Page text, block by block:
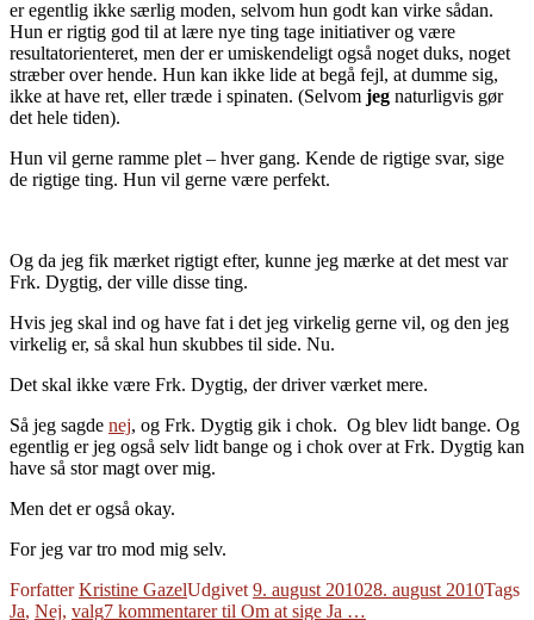
er egentlig ikke særlig moden, selvom hun godt kan virke sådan.
Hun er rigtig god til at lære nye ting tage initiativer og være
resultatorienteret, men der er umiskendeligt også noget duks, noget
stræber over hende. Hun kan ikke lide at begå fejl, at dumme sig,
ikke at have ret, eller træde i spinaten. (Selvom jeg naturligvis gør
det hele tiden).
Hun vil gerne ramme plet – hver gang. Kende de rigtige svar, sige
de rigtige ting. Hun vil gerne være perfekt.
Og da jeg fik mærket rigtigt efter, kunne jeg mærke at det mest var
Frk. Dygtig, der ville disse ting.
Hvis jeg skal ind og have fat i det jeg virkelig gerne vil, og den jeg
virkelig er, så skal hun skubbes til side. Nu.
Det skal ikke være Frk. Dygtig, der driver værket mere.
Så jeg sagde nej, og Frk. Dygtig gik i chok. Og blev lidt bange. Og
egentlig er jeg også selv lidt bange og i chok over at Frk. Dygtig kan
have så stor magt over mig.
Men det er også okay.
For jeg var tro mod mig selv.
ForfatterKristine GazelUdgivet 9. august 201028. august 2010Tags
Ja, Nej, valg7 kommentarertil Om at sige Ja …